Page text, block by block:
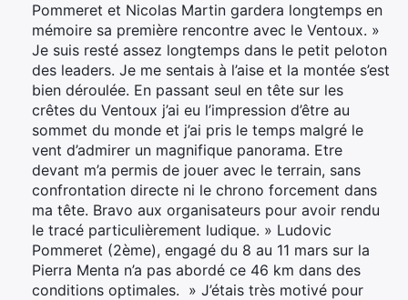
Pommeret et Nicolas Martin gardera longtemps en
mémoire sa première rencontre avec le Ventoux. »
Je suis resté assez longtemps dans le petit peloton
des leaders. Je me sentais à l’aise et la montée s’est
bien déroulée. En passant seul en tête sur les
crêtes du Ventoux j’ai eu l’impression d’être au
sommet du monde et j’ai pris le temps malgré le
vent d’admirer un magnifique panorama. Etre
devant m’a permis de jouer avec le terrain, sans
confrontation directe ni le chrono forcement dans
ma tête. Bravo aux organisateurs pour avoir rendu
le tracé particulièrement ludique. » Ludovic
Pommeret (2ème), engagé du 8 au 11 mars sur la
Pierra Menta n’a pas abordé ce 46 km dans des
conditions optimales. » J’étais très motivé pour